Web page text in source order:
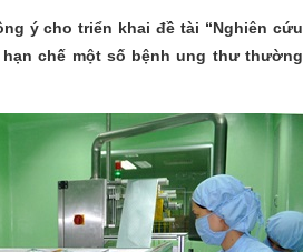
ý cho triển khai đề tài “Nghiên cứu
chế một số bệnh ung thư thường